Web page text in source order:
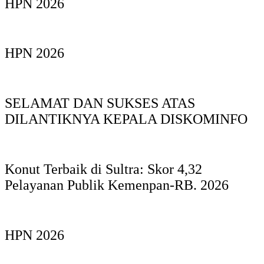
HPN 2026
HPN 2026
SELAMAT DAN SUKSES ATAS
DILANTIKNYA KEPALA DISKOMINFO
Konut Terbaik di Sultra: Skor 4,32
Pelayanan Publik Kemenpan-RB. 2026
HPN 2026